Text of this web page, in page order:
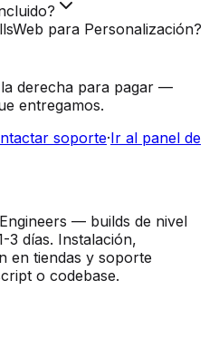
para Personalización?
derecha para pagar —
entregamos.
soporte·Ir al panel de
— builds de nivel
3 días. Instalación,
en tiendas y soporte
o codebase.